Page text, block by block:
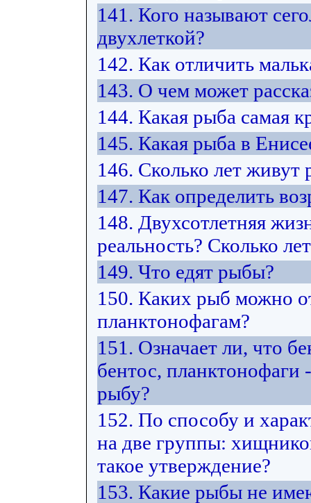
141. Кого называют
двухлеткой?
142. Как отличить
143. О чем может
144. Какая рыба самая
145. Какая рыба в
146. Сколько лет живут
147. Как определить
148. Двухсотлетняя
реальность? Сколько
149. Что едят рыбы?
150. Каких рыб можно
планктонофагам?
151. Означает ли, что
бентос,
рыбу?
152. По способу и
на две группы:
такое утверждение?
153. Какие рыбы не